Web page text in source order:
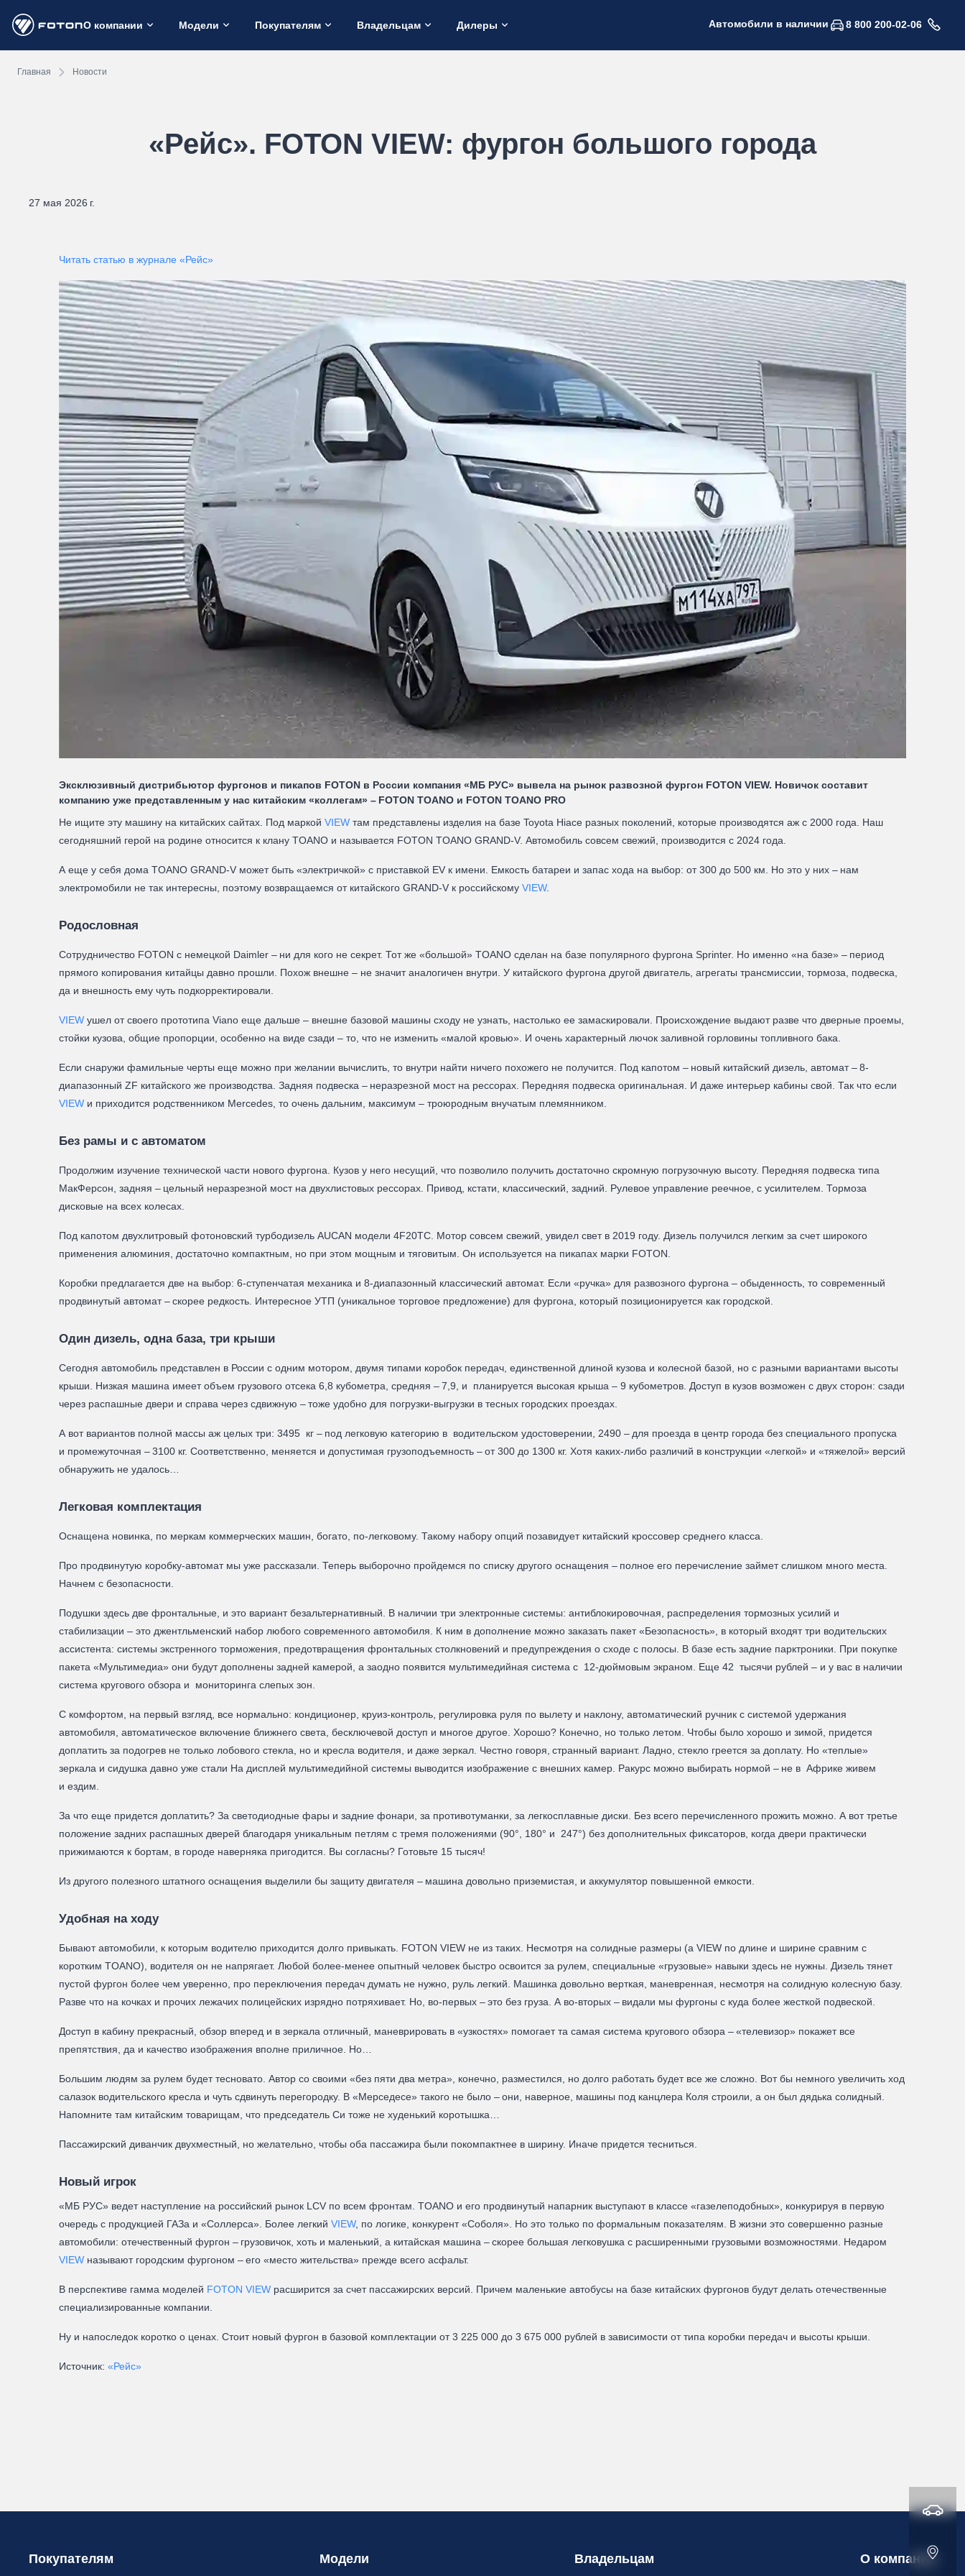
О компании Модели Покупателям Владельцам Дилеры Автомобили в наличии 8 800 200-02-06
Главная Новости
«Рейс». FOTON VIEW: фургон большого города
27 мая 2026 г.
Читать статью в журнале «Рейс»
Эксклюзивный дистрибьютор фургонов и пикапов FOTON в России компания «МБ РУС» вывела на рынок развозной фургон FOTON VIEW. Новичок составит
компанию уже представленным у нас китайским «коллегам» – FOTON TOANO и FOTON TOANO PRO
Не ищите эту машину на китайских сайтах. Под маркой VIEW там представлены изделия на базе Toyota Hiace разных поколений, которые производятся аж с 2000 года. Наш
сегодняшний герой на родине относится к клану TOANO и называется FOTON TOANO GRAND-V. Автомобиль совсем свежий, производится с 2024 года.
А еще у себя дома TOANO GRAND-V может быть «электричкой» с приставкой EV к имени. Емкость батареи и запас хода на выбор: от 300 до 500 км. Но это у них – нам
электромобили не так интересны, поэтому возвращаемся от китайского GRAND-V к российскому VIEW.
Родословная
Сотрудничество FOTON c немецкой Daimler – ни для кого не секрет. Тот же «большой» TOANO сделан на базе популярного фургона Sprinter. Но именно «на базе» – период
прямого копирования китайцы давно прошли. Похож внешне – не значит аналогичен внутри. У китайского фургона другой двигатель, агрегаты трансмиссии, тормоза, подвеска,
да и внешность ему чуть подкорректировали.
VIEW ушел от своего прототипа Viano еще дальше – внешне базовой машины сходу не узнать, настолько ее замаскировали. Происхождение выдают разве что дверные проемы,
стойки кузова, общие пропорции, особенно на виде сзади – то, что не изменить «малой кровью». И очень характерный лючок заливной горловины топливного бака.
Если снаружи фамильные черты еще можно при желании вычислить, то внутри найти ничего похожего не получится. Под капотом – новый китайский дизель, автомат – 8-
диапазонный ZF китайского же производства. Задняя подвеска – неразрезной мост на рессорах. Передняя подвеска оригинальная. И даже интерьер кабины свой. Так что если
VIEW и приходится родственником Mercedes, то очень дальним, максимум – троюродным внучатым племянником.
Без рамы и с автоматом
Продолжим изучение технической части нового фургона. Кузов у него несущий, что позволило получить достаточно скромную погрузочную высоту. Передняя подвеска типа
МакФерсон, задняя – цельный неразрезной мост на двухлистовых рессорах. Привод, кстати, классический, задний. Рулевое управление реечное, с усилителем. Тормоза
дисковые на всех колесах.
Под капотом двухлитровый фотоновский турбодизель AUCAN модели 4F20TC. Мотор совсем свежий, увидел свет в 2019 году. Дизель получился легким за счет широкого
применения алюминия, достаточно компактным, но при этом мощным и тяговитым. Он используется на пикапах марки FOTON.
Коробки предлагается две на выбор: 6-ступенчатая механика и 8-диапазонный классический автомат. Если «ручка» для развозного фургона – обыденность, то современный
продвинутый автомат – скорее редкость. Интересное УТП (уникальное торговое предложение) для фургона, который позиционируется как городской.
Один дизель, одна база, три крыши
Сегодня автомобиль представлен в России с одним мотором, двумя типами коробок передач, единственной длиной кузова и колесной базой, но с разными вариантами высоты
крыши. Низкая машина имеет объем грузового отсека 6,8 кубометра, средняя – 7,9, и планируется высокая крыша – 9 кубометров. Доступ в кузов возможен с двух сторон: сзади
через распашные двери и справа через сдвижную – тоже удобно для погрузки-выгрузки в тесных городских проездах.
А вот вариантов полной массы аж целых три: 3495 кг – под легковую категорию в водительском удостоверении, 2490 – для проезда в центр города без специального пропуска
и промежуточная – 3100 кг. Соответственно, меняется и допустимая грузоподъемность – от 300 до 1300 кг. Хотя каких-либо различий в конструкции «легкой» и «тяжелой» версий
обнаружить не удалось…
Легковая комплектация
Оснащена новинка, по меркам коммерческих машин, богато, по-легковому. Такому набору опций позавидует китайский кроссовер среднего класса.
Про продвинутую коробку-автомат мы уже рассказали. Теперь выборочно пройдемся по списку другого оснащения – полное его перечисление займет слишком много места.
Начнем с безопасности.
Подушки здесь две фронтальные, и это вариант безальтернативный. В наличии три электронные системы: антиблокировочная, распределения тормозных усилий и
стабилизации – это джентльменский набор любого современного автомобиля. К ним в дополнение можно заказать пакет «Безопасность», в который входят три водительских
ассистента: системы экстренного торможения, предотвращения фронтальных столкновений и предупреждения о сходе с полосы. В базе есть задние парктроники. При покупке
пакета «Мультимедиа» они будут дополнены задней камерой, а заодно появится мультимедийная система с 12-дюймовым экраном. Еще 42 тысячи рублей – и у вас в наличии
система кругового обзора и мониторинга слепых зон.
С комфортом, на первый взгляд, все нормально: кондиционер, круиз-контроль, регулировка руля по вылету и наклону, автоматический ручник с системой удержания
автомобиля, автоматическое включение ближнего света, бесключевой доступ и многое другое. Хорошо? Конечно, но только летом. Чтобы было хорошо и зимой, придется
доплатить за подогрев не только лобового стекла, но и кресла водителя, и даже зеркал. Честно говоря, странный вариант. Ладно, стекло греется за доплату. Но «теплые»
зеркала и сидушка давно уже стали На дисплей мультимедийной системы выводится изображение с внешних камер. Ракурс можно выбирать нормой – не в Африке живем
и ездим.
За что еще придется доплатить? За светодиодные фары и задние фонари, за противотуманки, за легкосплавные диски. Без всего перечисленного прожить можно. А вот третье
положение задних распашных дверей благодаря уникальным петлям с тремя положениями (90°, 180° и 247°) без дополнительных фиксаторов, когда двери практически
прижимаются к бортам, в городе наверняка пригодится. Вы согласны? Готовьте 15 тысяч!
Из другого полезного штатного оснащения выделили бы защиту двигателя – машина довольно приземистая, и аккумулятор повышенной емкости.
Удобная на ходу
Бывают автомобили, к которым водителю приходится долго привыкать. FOTON VIEW не из таких. Несмотря на солидные размеры (а VIEW по длине и ширине сравним с
коротким TOANO), водителя он не напрягает. Любой более-менее опытный человек быстро освоится за рулем, специальные «грузовые» навыки здесь не нужны. Дизель тянет
пустой фургон более чем уверенно, про переключения передач думать не нужно, руль легкий. Машинка довольно верткая, маневренная, несмотря на солидную колесную базу.
Разве что на кочках и прочих лежачих полицейских изрядно потряхивает. Но, во‑первых – это без груза. А во‑вторых – видали мы фургоны с куда более жесткой подвеской.
Доступ в кабину прекрасный, обзор вперед и в зеркала отличный, маневрировать в «узкостях» помогает та самая система кругового обзора – «телевизор» покажет все
препятствия, да и качество изображения вполне приличное. Но…
Большим людям за рулем будет тесновато. Автор со своими «без пяти два метра», конечно, разместился, но долго работать будет все же сложно. Вот бы немного увеличить ход
салазок водительского кресла и чуть сдвинуть перегородку. В «Мерседесе» такого не было – они, наверное, машины под канцлера Коля строили, а он был дядька солидный.
Напомните там китайским товарищам, что председатель Си тоже не худенький коротышка…
Пассажирский диванчик двухместный, но желательно, чтобы оба пассажира были покомпактнее в ширину. Иначе придется тесниться.
Новый игрок
«МБ РУС» ведет наступление на российский рынок LCV по всем фронтам. TOANO и его продвинутый напарник выступают в классе «газелеподобных», конкурируя в первую
очередь с продукцией ГАЗа и «Соллерса». Более легкий VIEW, по логике, конкурент «Соболя». Но это только по формальным показателям. В жизни это совершенно разные
автомобили: отечественный фургон – грузовичок, хоть и маленький, а китайская машина – скорее большая легковушка с расширенными грузовыми возможностями. Недаром
VIEW называют городским фургоном – его «место жительства» прежде всего асфальт.
В перспективе гамма моделей FOTON VIEW расширится за счет пассажирских версий. Причем маленькие автобусы на базе китайских фургонов будут делать отечественные
специализированные компании.
Ну и напоследок коротко о ценах. Стоит новый фургон в базовой комплектации от 3 225 000 до 3 675 000 рублей в зависимости от типа коробки передач и высоты крыши.
Источник: «Рейс»
Покупателям Модели Владельцам О компании